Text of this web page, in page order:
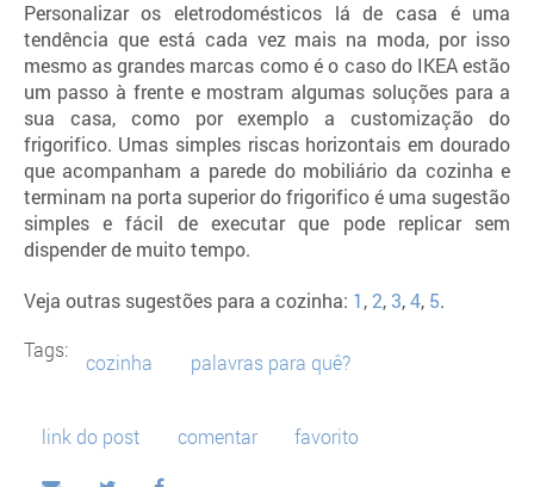
Personalizar os eletrodomésticos lá de casa é uma
tendência que está cada vez mais na moda, por isso
mesmo as grandes marcas como é o caso do IKEA estão
um passo à frente e mostram algumas soluções para a
sua casa, como por exemplo a customização do
frigorifico. Umas simples riscas horizontais em dourado
que acompanham a parede do mobiliário da cozinha e
terminam na porta superior do frigorifico é uma sugestão
simples e fácil de executar que pode replicar sem
dispender de muito tempo.
Veja outras sugestões para a cozinha: 1 , 2, 3, 4, 5.
Tags:
cozinha palavras para quê?
link do post comentar favorito